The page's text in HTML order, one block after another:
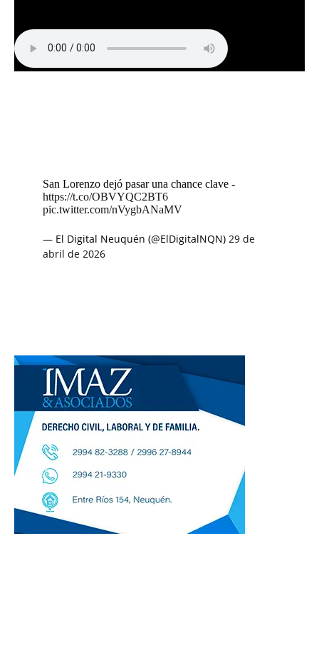
San Lorenzo dejó pasar una chance clave -
https://t.co/OBVYQC2BT6
pic.twitter.com/nVygbANaMV
— El Digital Neuquén (@ElDigitalNQN) 29 de
abril de 2026